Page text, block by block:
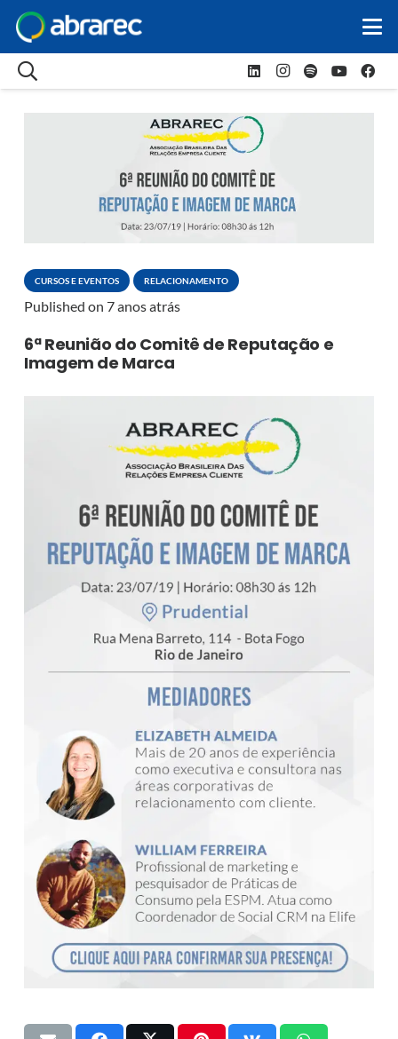
CURSOS E EVENTOS RELACIONAMENTO
Published on 7 anos atrás
6ª Reunião do Comitê de Reputação e
Imagem de Marca